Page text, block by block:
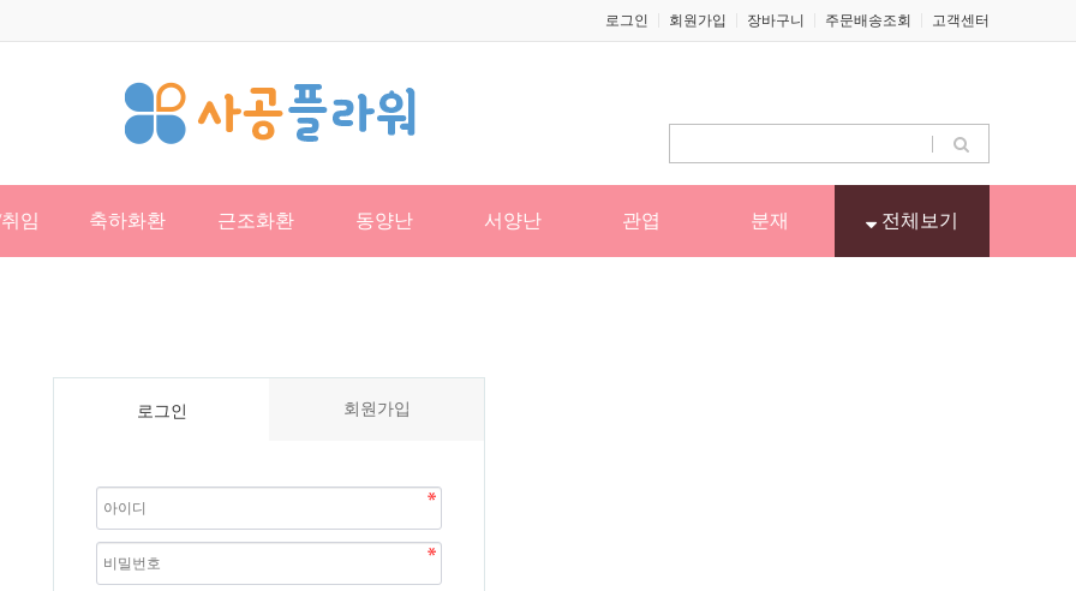
로그인 회원가입 장바구니 주문배송조회 고객센터
임 축하화환 근조화환 동양난 서양난 관엽 분재 전체보기
로그인 회원가입